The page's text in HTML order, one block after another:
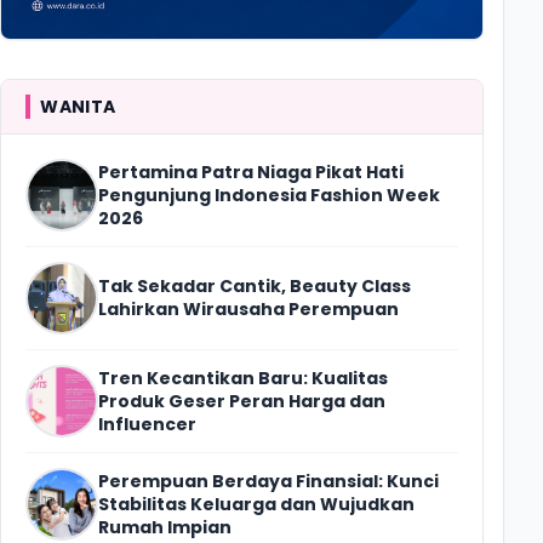
WANITA
Pertamina Patra Niaga Pikat Hati
Pengunjung Indonesia Fashion Week
2026
Tak Sekadar Cantik, Beauty Class
Lahirkan Wirausaha Perempuan
Tren Kecantikan Baru: Kualitas
Produk Geser Peran Harga dan
Influencer
Perempuan Berdaya Finansial: Kunci
Stabilitas Keluarga dan Wujudkan
Rumah Impian